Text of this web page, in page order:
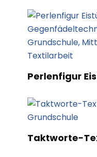
Perlenfigur
Taktworte-